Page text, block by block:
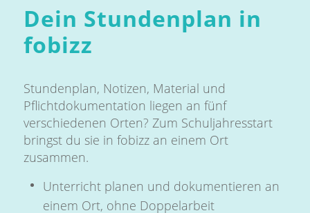
Dein Stundenplan in
fobizz
Stundenplan, Notizen, Material und
Pflichtdokumentation liegen an fünf
verschiedenen Orten? Zum Schuljahresstart
bringst du sie in fobizz an einem Ort
zusammen.
Unterricht planen und dokumentieren an
einem Ort, ohne Doppelarbeit